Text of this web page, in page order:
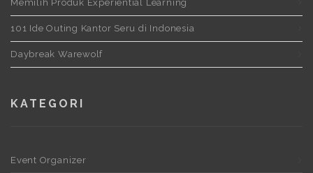
Memilih Produk Experiential Learning
101 Ide Outing Kantor Seru di Indonesia
Daybreak Warewolf
KATEGORI
Event Organizer